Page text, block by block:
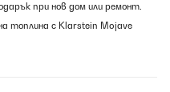
при нов дом или ремонт.
топлина с Klarstein Mojave